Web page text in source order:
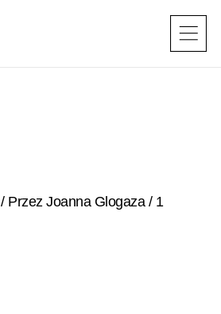
/ PrzezJoanna Glogaza / 1